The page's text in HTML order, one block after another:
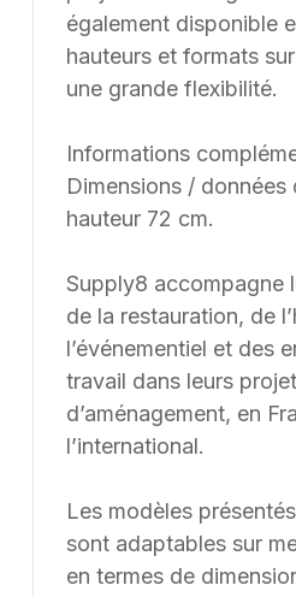
également disponible
hauteurs et formats
une grande flexibilité.
Informations
Dimensions / données
hauteur 72 cm.
Supply8 accompagne
de la restauration, de
l’événementiel et des
travail dans leurs
d’aménagement, en
l’international.
Les modèles
sont adaptables sur
en termes de